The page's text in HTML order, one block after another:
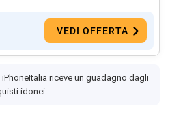
VEDI OFFERTA
riceve un guadagno dagli
idonei.